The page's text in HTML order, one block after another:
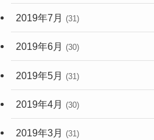
2019年7月 (31)
2019年6月 (30)
2019年5月 (31)
2019年4月 (30)
2019年3月 (31)